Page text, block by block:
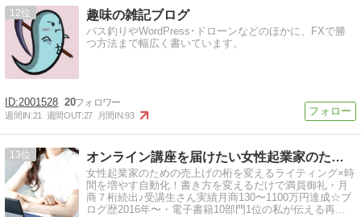
12 趣味の雑記ブログ
バス釣りやWordPress･ドローンなどのほかに、FXで勝
つ方法まで幅広く書いています。
2001528 20
週間IN:21 週間OUT:27 月間IN:93
13 オンライン講座を届けたい女性起業家のための売れる発信×自動化
女性起業家のための売上げの桁を変えるライティング×時
間を増やす自動化！書き方を変えるだけで満員御礼・月
商７桁続出♪受講生さん実績月商130〜1100万円達成☆ブ
ログ歴2016年〜・電子書籍10部門1位の私が伝える再現